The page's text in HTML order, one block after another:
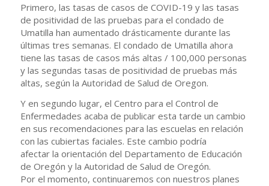
Primero, las tasas de casos de COVID-19 y las tasas
de positividad de las pruebas para el condado de
Umatilla han aumentado drásticamente durante las
últimas tres semanas. El condado de Umatilla ahora
tiene las tasas de casos más altas / 100,000 personas
y las segundas tasas de positividad de pruebas más
altas, según la Autoridad de Salud de Oregon.
Y en segundo lugar, el Centro para el Control de
Enfermedades acaba de publicar esta tarde un cambio
en sus recomendaciones para las escuelas en relación
con las cubiertas faciales. Este cambio podría
afectar la orientación del Departamento de Educación
de Oregón y la Autoridad de Salud de Oregón.
Por el momento, continuaremos con nuestros planes